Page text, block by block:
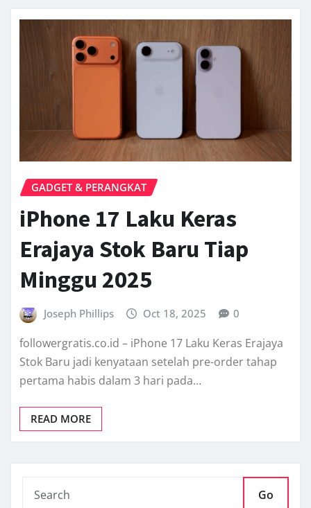
GADGET & PERANGKAT
iPhone 17 Laku Keras
Erajaya Stok Baru Tiap
Minggu 2025
Joseph Phillips Oct 18, 2025 0
followergratis.co.id – iPhone 17 Laku Keras Erajaya
Stok Baru jadi kenyataan setelah pre-order tahap
pertama habis dalam 3 hari pada…
READ MORE
Go